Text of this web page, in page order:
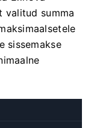
valitud summa
sissemakse